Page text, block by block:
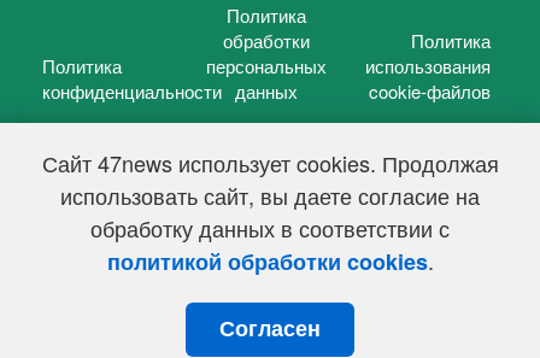
Сайт 47news использует cookies. Продолжая
использовать сайт, вы даете согласие на
обработку данных в соответствии с
политикой обработки cookies.
Согласен
Политика
конфиденциальности
Политика
обработки
персональных
данных
Политика
использования
cookie-файлов
47 новостей (47 news)2005 — 2026 г.
Свидетельство о регистрации СМИ Эл № ФС 77-39848, выдано
Федеральной службой по надзору в сфере связи,
информационных технологий и массовых коммуникаций